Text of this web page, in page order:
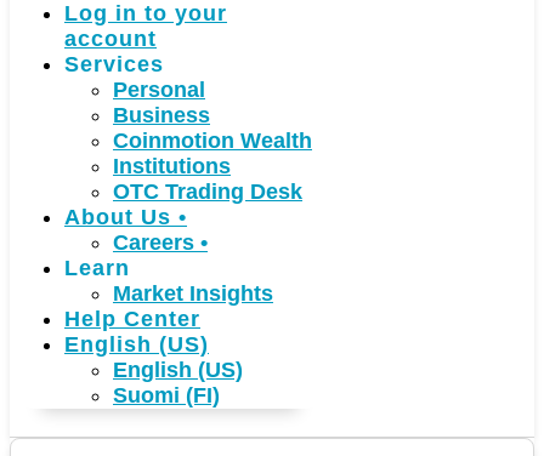
Log in to your
account
Services
Personal
Business
Coinmotion Wealth
Institutions
OTC Trading Desk
About Us •
Careers •
Learn
Market Insights
Help Center
English (US)
English (US)
Suomi (FI)